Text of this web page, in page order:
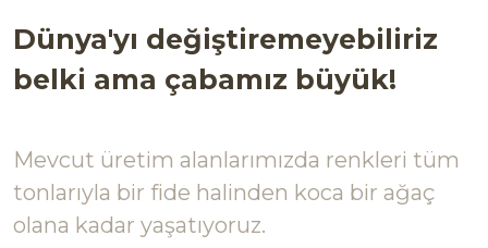
Dünya'yı değiştiremeyebiliriz
belki ama çabamız büyük!
Mevcut üretim alanlarımızda renkleri tüm
tonlarıyla bir fide halinden koca bir ağaç
olana kadar yaşatıyoruz.